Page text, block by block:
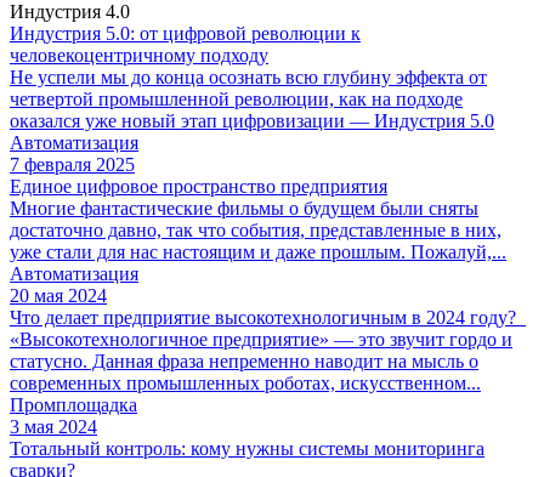
Индустрия 4.0
Индустрия 5.0: от цифровой революции к
человекоцентричному подходу
Не успели мы до конца осознать всю глубину эффекта от
четвертой промышленной революции, как на подходе
оказался уже новый этап цифровизации — Индустрия 5.0
Автоматизация
7 февраля 2025
Единое цифровое пространство предприятия
Многие фантастические фильмы о будущем были сняты
достаточно давно, так что события, представленные в них,
уже стали для нас настоящим и даже прошлым. Пожалуй,...
Автоматизация
20 мая 2024
Что делает предприятие высокотехнологичным в 2024 году?
«Высокотехнологичное предприятие» — это звучит гордо и
статусно. Данная фраза непременно наводит на мысль о
современных промышленных роботах, искусственном...
Промплощадка
3 мая 2024
Тотальный контроль: кому нужны системы мониторинга
сварки?